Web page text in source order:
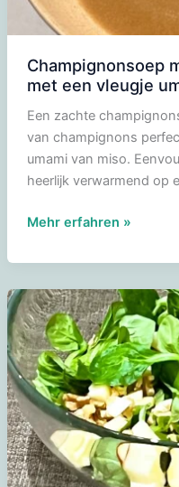
Champignonsoep
met een vleugje
Een zachte
van champignons
umami van miso.
heerlijk verwarmend op
Champignonsoep
miso
–
aardse
soep
met
een
vleugje
umami
Mehr erfahren »